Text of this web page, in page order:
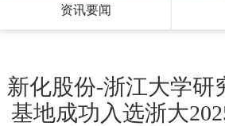
资讯要闻
新化股份-浙江大学研
基地成功入选浙大